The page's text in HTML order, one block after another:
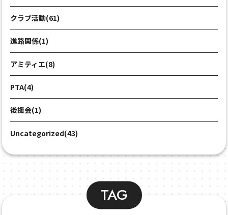
クラブ活動(61)
進路関係(1)
アミティエ(8)
PTA(4)
後援会(1)
Uncategorized(43)
TAG